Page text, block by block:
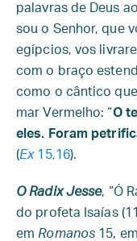
palavras de Deus
sou o Senhor, que
egípcios, vos
com o braço
como o cântico
mar Vermelho: “O
eles. Foram
(Ex15,16).
O Radix Jesse, “Ó
do profeta Isaías
em Romanos 15,